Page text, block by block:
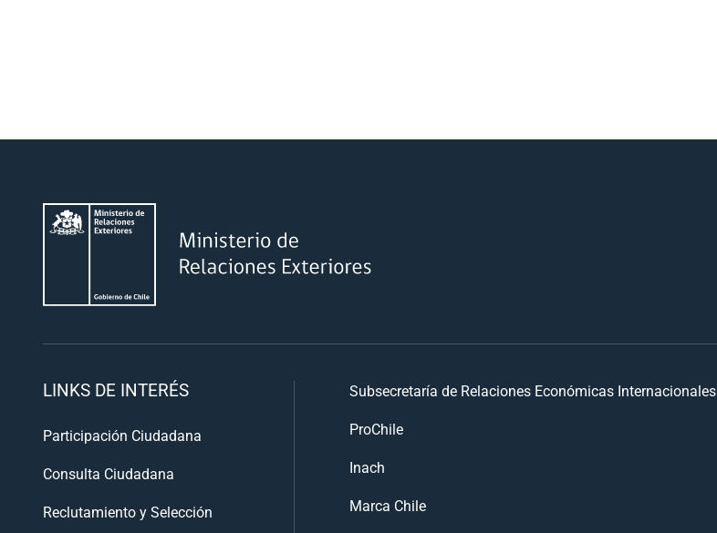
LINKS DE INTERÉS
Participación Ciudadana
Consulta Ciudadana
Reclutamiento y Selección
Subsecretaría de Relaciones Económicas Internacionales
ProChile
Inach
Marca Chile